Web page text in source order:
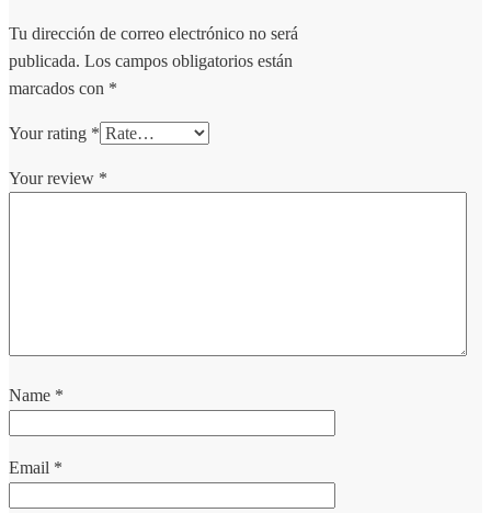
Tu dirección de correo electrónico no será
publicada. Los campos obligatorios están
marcados con *
Your rating *
Your review *
Name *
Email *